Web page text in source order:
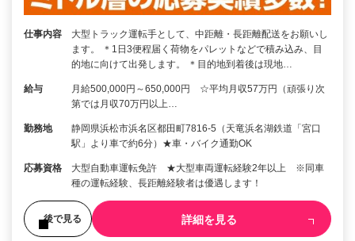
仕事内容
大型トラック運転手として、中距離・長距離配送をお願いし
ます。 ＊1日3便程届く荷物をパレットなどで積み込み、目
的地に向けて出発します。 ＊目的地到着後は現地…
給与
月給500,000円～650,000円 ☆平均月収57万円（頑張り次
第では月収70万円以上…
勤務地
静岡県浜松市浜名区都田町7816-5（天竜浜名湖鉄道「宮口
駅」より車で約6分）★車・バイク通勤OK
応募資格
大型自動車運転免許 ★大型車両運転経験2年以上 ※同車
種の運転経験、長距離経験者は優遇します！
後で見る 詳細を見る